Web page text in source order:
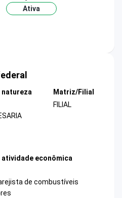
Ativa
Matriz/Filial
FILIAL
econômica
de combustíveis